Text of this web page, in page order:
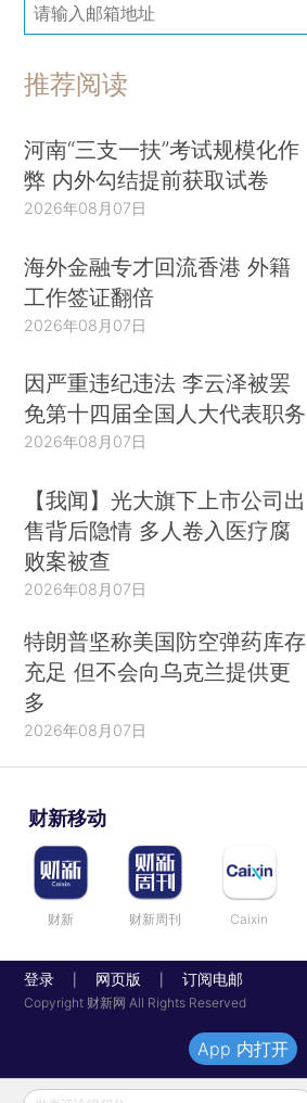
推荐阅读
河南“三支一扶”考试规模化作
弊 内外勾结提前获取试卷
2026年08月07日
海外金融专才回流香港 外籍
工作签证翻倍
2026年08月07日
因严重违纪违法 李云泽被罢
免第十四届全国人大代表职务
2026年08月07日
【我闻】光大旗下上市公司出
售背后隐情 多人卷入医疗腐
败案被查
2026年08月07日
特朗普坚称美国防空弹药库存
充足 但不会向乌克兰提供更
多
2026年08月07日
财新移动
财新 财新周刊 Caixin
登录 网页版 订阅电邮
Copyright 财新网 All Rights Reserved
App 内打开